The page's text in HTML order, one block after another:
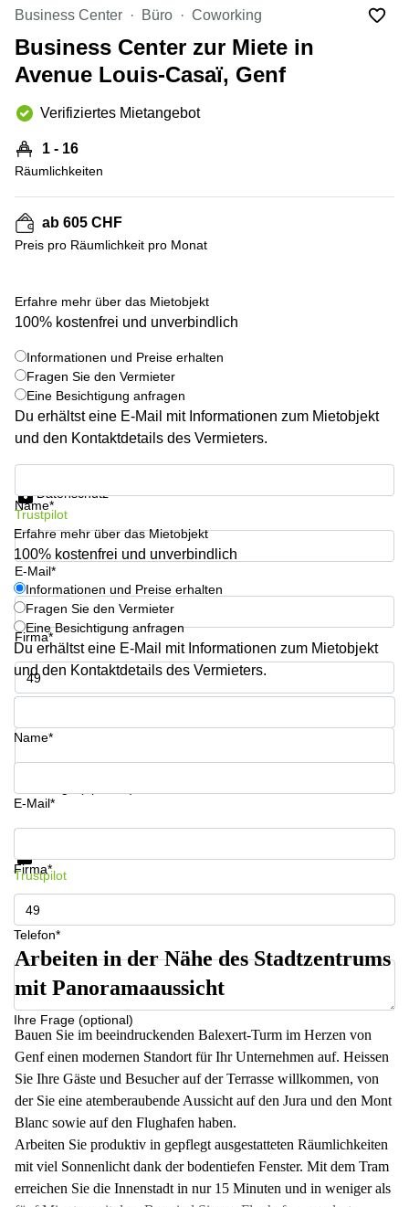
Lausanne
Coworking
Genf
Bern
Coworking
Winterthur
Büro
Zürich
Büro
Büro
Bern
Büro
mieten
Basel
mieten
Business
Center
Zürich
Business
Center
Zug
Business
Center
Bern
40 Zürich
Gotthardstrasse
26 Zug
28 Zug
Gubelstrasse
12 Zug
General-
Strasse
6/8 Zug
Grafenauweg
Teichgässlein
9 Basel
Aeschengraben
29 Basel
Zugerstrasse
Glärnischstrasse
13 Wil
Werftestrasse
4 Luzern
Business Center Büro Coworking
Business Center zur Miete in
Avenue Louis-Casaï, Genf
Verifiziertes Mietangebot
1 - 16
Räumlichkeiten
ab 605 CHF
Preis pro Räumlichkeit pro Monat
Erfahre mehr über das Mietobjekt
100% kostenfrei und unverbindlich
Informationen und Preise erhalten
Fragen Sie den Vermieter
Eine Besichtigung anfragen
Du erhältst eine E-Mail mit Informationen zum Mietobjekt
und den Kontaktdetails des Vermieters.
Name*
E-Mail*
Firma*
Telefon*
Datenschutz
Trustpilot
Erfahre mehr über das Mietobjekt
100% kostenfrei und unverbindlich
Informationen und Preise erhalten
Fragen Sie den Vermieter
Eine Besichtigung anfragen
Du erhältst eine E-Mail mit Informationen zum Mietobjekt
und den Kontaktdetails des Vermieters.
Name*
E-Mail*
Firma*
Telefon*
Ihre Frage (optional)
Informationen und Preise erhalten
Trustpilot
Arbeiten in der Nähe des Stadtzentrums
mit Panoramaaussicht
Bauen Sie im beeindruckenden Balexert-Turm im Herzen von
Genf einen modernen Standort für Ihr Unternehmen auf. Heissen
Sie Ihre Gäste und Besucher auf der Terrasse willkommen, von
der Sie eine atemberaubende Aussicht auf den Jura und den Mont
Blanc sowie auf den Flughafen haben.
Arbeiten Sie produktiv in gepflegt ausgestatteten Räumlichkeiten
mit viel Sonnenlicht dank der bodentiefen Fenster. Mit dem Tram
erreichen Sie die Innenstadt in nur 15 Minuten und in weniger als